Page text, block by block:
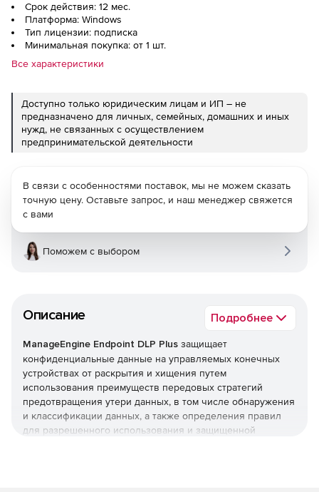
Срок действия: 12 мес.
Платформа: Windows
Тип лицензии: подписка
Минимальная покупка: от 1 шт.
Все характеристики
Доступно только юридическим лицам и ИП – не
предназначено для личных, семейных, домашних и иных
нужд, не связанных с осуществлением
предпринимательской деятельности
Описание Подробнее
ManageEngine Endpoint DLP Plus защищает
конфиденциальные данные на управляемых конечных
устройствах от раскрытия и хищения путем
использования преимуществ передовых стратегий
предотвращения утери данных, в том числе обнаружения
и классификации данных, а также определения правил
для разрешенного использования и защищенной
В связи с особенностями поставок, мы не можем сказать
точную цену. Оставьте запрос, и наш менеджер свяжется
с вами
Поможем с выбором